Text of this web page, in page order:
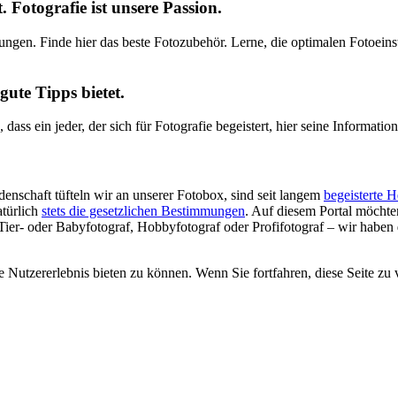
ist unsere Passion.
Finde hier das beste Fotozubehör. Lerne, die optimalen
Tipps bietet.
ein jeder, der sich für Fotografie begeistert, hier seine
tüfteln wir an unserer Fotobox, sind seit langem begeisterte
stets die gesetzlichen Bestimmungen. Auf diesem Portal
oder Babyfotograf, Hobbyfotograf oder Profifotograf – wir
bieten zu können. Wenn Sie fortfahren, diese Seite